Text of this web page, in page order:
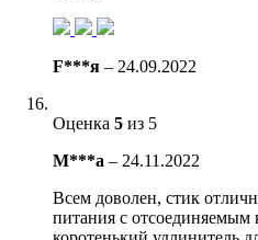
F***я – 24.09.2022
Оценка 5 из 5
М***а – 24.11.2022
Всем доволен, стик
питания с